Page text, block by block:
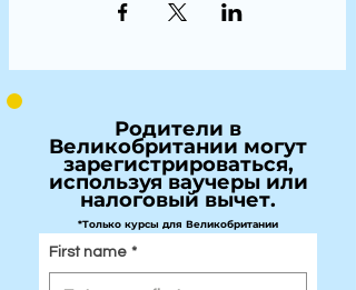
Родители в
Великобритании могут
зарегистрироваться,
используя ваучеры или
налоговый вычет.
*Только курсы для Великобритании
First name *